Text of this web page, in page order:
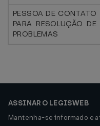
PESSOA DE CONTATO
PARA RESOLUÇÃO DE
PROBLEMAS
ASSINAR O LEGISWEB
Mantenha-se informado e